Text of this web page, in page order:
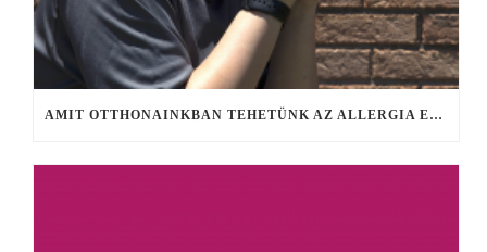
AMIT OTTHONAINKBAN TEHETÜNK AZ ALLERGIA ELLEN